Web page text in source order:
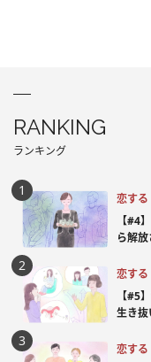
RANKING
ランキング
恋する
【#4
ら解
恋する
【#5
生き
恋する